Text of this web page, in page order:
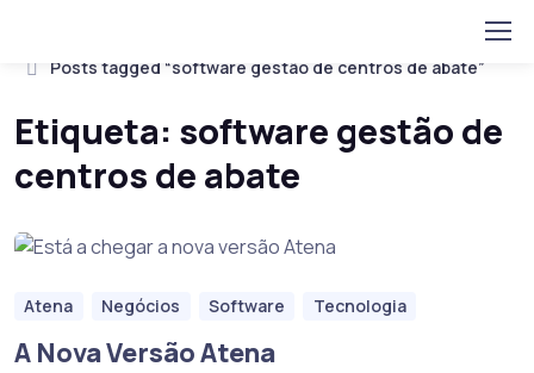
Posts tagged “software gestão de centros de abate”
Etiqueta: software gestão de
centros de abate
Atena Negócios Software Tecnologia
A Nova Versão Atena